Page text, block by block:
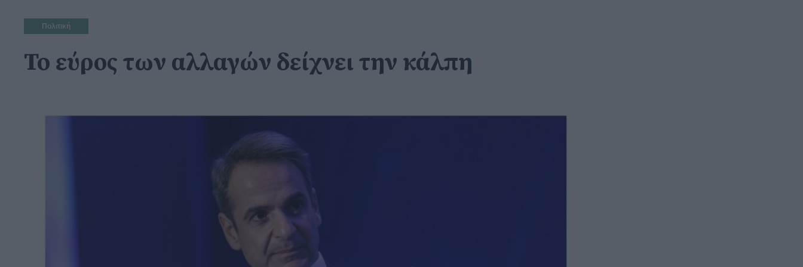
Πολιτική
Το εύρος των αλλαγών δείχνει την κάλπη